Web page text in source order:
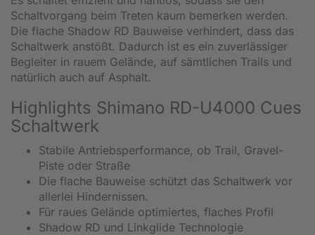
Schaltvorgang beim Treten kaum bemerken werden.
Die flache Shadow RD Bauweise verhindert, dass das
Schaltwerk anstößt. Dadurch ist es ein zuverlässiger
Begleiter in rauem Gelände, auf sämtlichen Trails und
natürlich auch auf Asphalt.
Highlights Shimano RD-U4000 Cues
Schaltwerk
Stabile Antriebsperformance, ob Trail, Gravel-
Piste oder Straße
Die flache Bauweise schützt das Schaltwerk vor
allerlei Hindernissen.
Für raues Gelände optimiertes, flaches Profil
Shadow RD und Linkglide Technologie